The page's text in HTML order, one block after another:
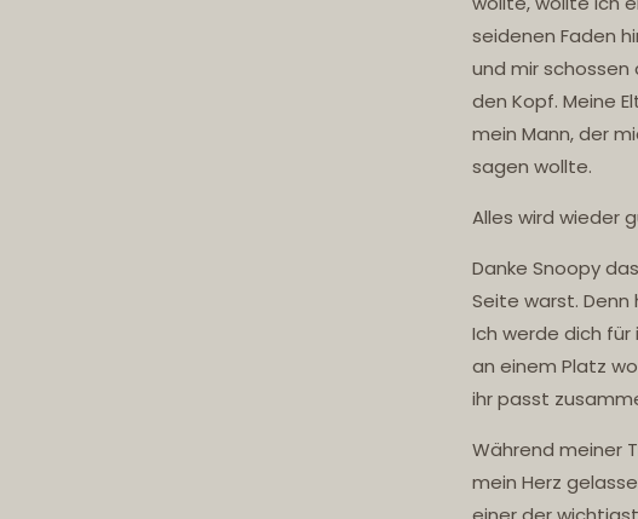
seidenen Faden
und mir schossen
den Kopf. Meine
mein Mann, der
sagen wollte.
Alles wird wieder
Danke Snoopy
Seite warst. Denn
Ich werde dich für
an einem Platz
ihr passt
Während meiner
mein Herz